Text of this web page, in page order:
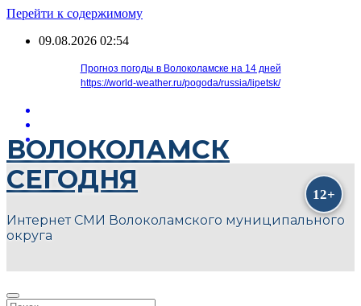
Перейти к содержимому
09.08.2026 02:54
Прогноз погоды в Волоколамске на 14 дней
https://world-weather.ru/pogoda/russia/lipetsk/
ВОЛОКОЛАМСК
СЕГОДНЯ
Интернет СМИ Волоколамского муниципального
округа